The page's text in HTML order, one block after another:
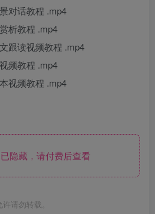
对话教程 .mp4
析教程 .mp4
跟读视频教程 .mp4
频教程 .mp4
视频教程 .mp4
隐藏，请付费后查看
请勿转载。